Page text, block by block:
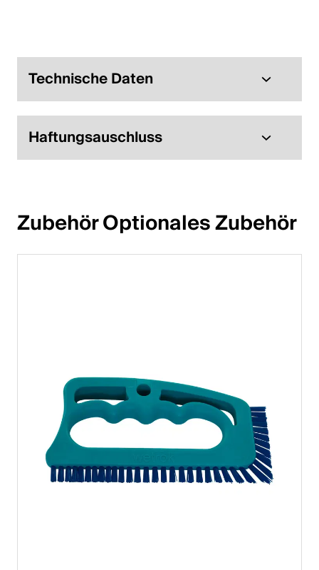
Polen
Polski
English
Technische Daten
Haftungsauschluss
Zubehör Optionales Zubehör